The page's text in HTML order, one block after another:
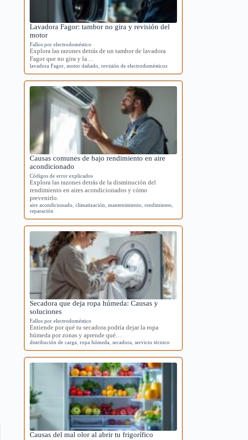
Lavadora Fagor: tambor no gira y revisión del
motor
Fallos por electrodoméstico
Explora las razones detrás de un tambor de lavadora
Fagor que no gira y la…
lavadora Fagor ,motor dañado ,revisión de electrodomésticos
Causas comunes de bajo rendimiento en aire
acondicionado
Códigos de error explicados
Explora las razones detrás de la disminución del
rendimiento en aires acondicionados y cómo
prevenirlo.
aire acondicionado ,climatización ,mantenimiento ,rendimiento
reparación
Secadora que deja ropa húmeda: Causas y
soluciones
Fallos por electrodoméstico
Entiende por qué tu secadora podría dejar la ropa
húmeda por zonas y aprende qué…
distribución de carga ,ropa húmeda ,secadora ,servicio técnico
Causas del mal olor al abrir tu frigorífico